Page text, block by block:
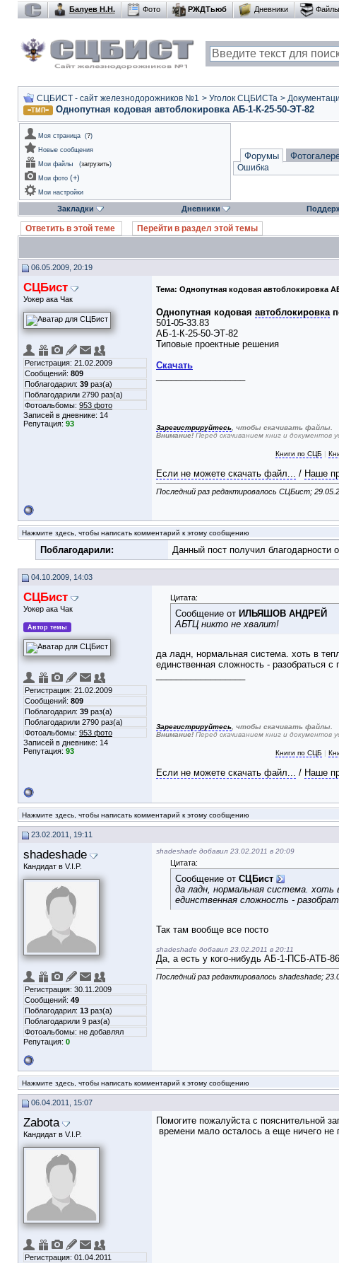
Балуев Н.Н. Фото РЖДТьюб Дневники Файлы
СЦБИСТ - сайт железнодорожников №1 > Уголок СЦБИСТа >
=ТМП= Однопутная кодовая автоблокировка АБ-1-К-25-50-ЭТ-82
Моя страница (?)
Новые сообщения
Мои файлы
(загрузить)
Мои фото (+)
Мои настройки
Форумы
Ошибка
Закладки Дневники
Ответить в этой теме Перейти в раздел этой темы
06.05.2009, 20:19
СЦБист
Уокер ака Чак
Регистрация: 21.02.2009
Сообщений: 809
Поблагодарил: 39 раз(а)
Поблагодарили 2790 раз(а)
Фотоальбомы: 953 фото
Записей в дневнике: 14
Репутация: 93
Тема: Однопутная кодовая автоблокировка
Однопутная кодовая автоблокировка
501-05-33.83
АБ-1-К-25-50-ЭТ-82
Типовые проектные решения
Скачать
Зарегистрируйтесь, чтобы скачивать файлы.
Внимание! Перед скачиванием книг и документов
Книги по СЦБ |
Если не можете скачать файл... / Наше
Последний раз редактировалось СЦБист;
Нажмите здесь, чтобы написать комментарий к этому сообщению
Поблагодарили: Данный пост получил благодарности
04.10.2009, 14:03
СЦБист
Уокер ака Чак
Автор темы
Регистрация: 21.02.2009
Сообщений: 809
Поблагодарил: 39 раз(а)
Поблагодарили 2790 раз(а)
Фотоальбомы: 953 фото
Записей в дневнике: 14
Репутация: 93
Цитата:
Сообщение от ИЛЬЯШОВ АНДРЕЙ
АБТЦ никто не хвалит!
да ладн, нормальная система. хоть в
единственная сложность - разобраться с
Зарегистрируйтесь , чтобы скачивать файлы.
Внимание! Перед скачиванием книг и документов
Книги по СЦБ |
Если не можете скачать файл... / Наше
Нажмите здесь, чтобы написать комментарий к этому сообщению
23.02.2011, 19:11
shadeshade
Кандидат в V.I.P.
Регистрация: 30.11.2009
Сообщений: 49
Поблагодарил: 13 раз(а)
Поблагодарили 9 раз(а)
Фотоальбомы: не добавлял
Репутация: 0
shadeshade добавил 23.02.2011 в 20:09
Цитата:
Сообщение от СЦБист
да ладн, нормальная система.
единственная сложность -
Так там вообще все посто
shadeshade добавил 23.02.2011 в 20:11
Да, а есть у кого-нибудь АБ-1-ПСБ-АТБ-
Последний раз редактировалось shadeshade;
Нажмите здесь, чтобы написать комментарий к этому сообщению
06.04.2011, 15:07
Zabota
Кандидат в V.I.P.
Регистрация: 01.04.2011
Помогите пожалуйста с пояснительной
времени мало осталось а еще ничего не